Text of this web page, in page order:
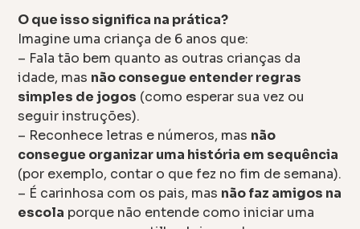
O que isso significa na prática?
Imagine uma criança de 6 anos que:
– Fala tão bem quanto as outras crianças da
idade, mas não consegue entender regras
simples de jogos (como esperar sua vez ou
seguir instruções).
– Reconhece letras e números, mas não
consegue organizar uma história em sequência
(por exemplo, contar o que fez no fim de semana).
– É carinhosa com os pais, mas não faz amigos na
escola porque não entende como iniciar uma